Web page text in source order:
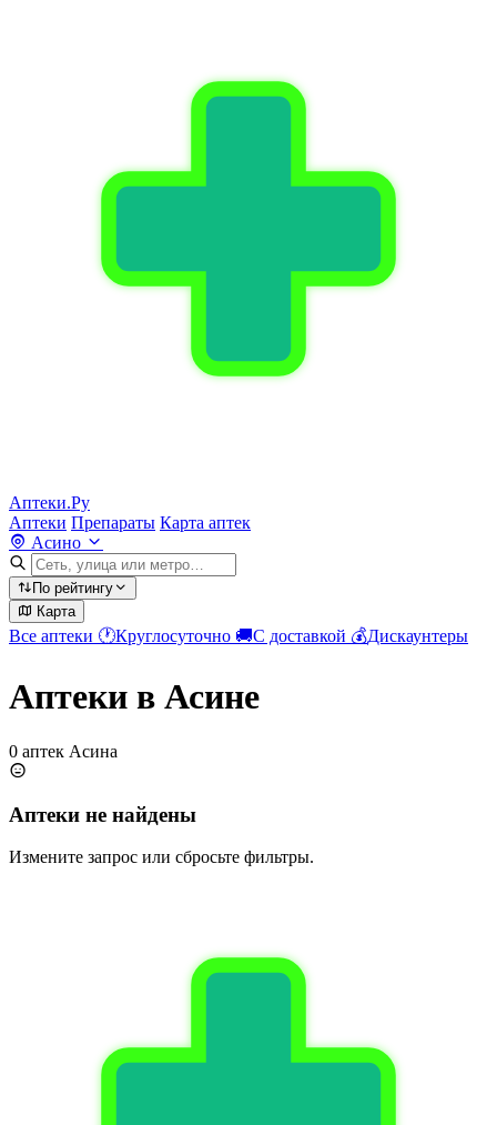
Аптеки.Ру
Аптеки Препараты Карта аптек
Асино
По рейтингу
Карта
Все аптеки 🕐Круглосуточно 🚚С доставкой 💰Дискаунтеры
Аптеки в Асине
0 аптек Асина
Аптеки не найдены
Измените запрос или сбросьте фильтры.